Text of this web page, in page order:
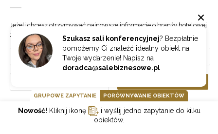
Szukasz sali konferencyjnej? Bezpłatnie
pomożemy Ci znaleźć idealny obiekt na
Twoje wydarzenie! Napisz na
doradca@salebiznesowe.pl
Jeżeli chcesz otrzymywać najnowsze informacje o branży hotelowej
zapisz się do naszego newslettera.
GOONLINE.PL SPÓŁKA Z OGRANICZONĄ ODPOWIEDZIALNOŚCIĄ SP.K.
GRUPOWE ZAPYTANIE PORÓWNYWANIE OBIEKTÓW
Nowość! Kliknij ikonę
i wyślij jedno zapytanie do kilku
obiektów.